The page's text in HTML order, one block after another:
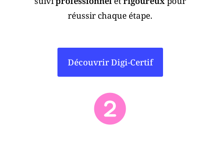
réussir chaque étape.
Découvrir Digi-Certif